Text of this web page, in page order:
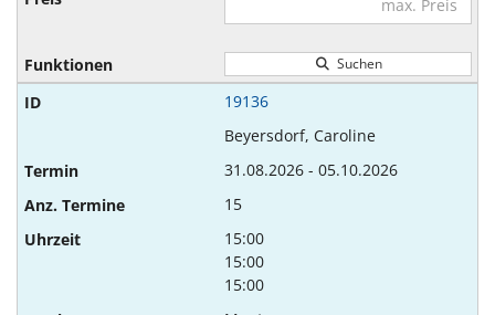
Suchen
19136
Beyersdorf, Caroline
31.08.2026 - 05.10.2026
15
15:00
15:00
15:00